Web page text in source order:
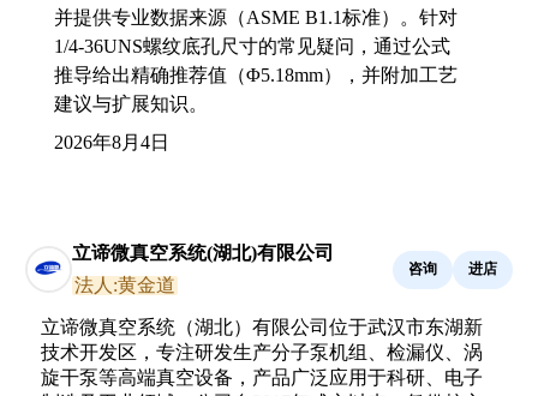
并提供专业数据来源（ASME B1.1标准）。针对
1/4-36UNS螺纹底孔尺寸的常见疑问，通过公式
推导给出精确推荐值（Φ5.18mm），并附加工艺
建议与扩展知识。
2026年8月4日
立谛微真空系统(湖北)有限公司
法人:黄金道
咨询 进店
立谛微真空系统（湖北）有限公司位于武汉市东湖新
技术开发区，专注研发生产分子泵机组、检漏仪、涡
旋干泵等高端真空设备，产品广泛应用于科研、电子